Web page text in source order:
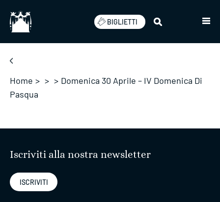
BIGLIETTI
Home > > > Domenica 30 Aprile – IV Domenica Di
Pasqua
Iscriviti alla nostra newsletter
ISCRIVITI